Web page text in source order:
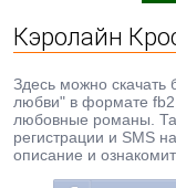
Кэролайн
Здесь можно скачать
любви" в формате
любовные романы.
регистрации и SMS
описание и